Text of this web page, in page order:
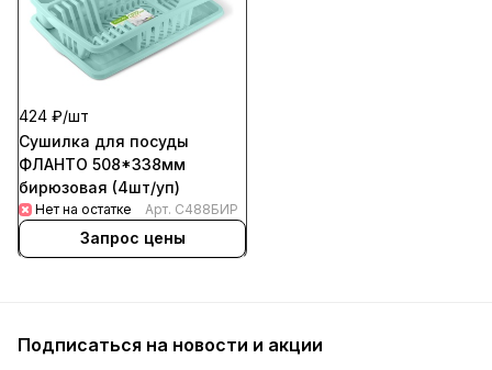
424 ₽/шт
Сушилка для посуды
ФЛАНТО 508*338мм
бирюзовая (4шт/уп)
Нет на остатке Арт. С488БИР
Запрос цены
Подписаться на новости и акции